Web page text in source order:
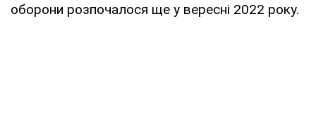
оборони розпочалося ще у вересні 2022 року.